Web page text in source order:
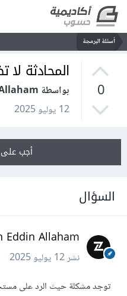
أسئلة البرمجة
0
المحادثة
بواسطة Zen Eddin Allaham
12 يوليو 2025
أجب
السؤال
Eddin Allaham
نشر12 يوليو 2025
توجد مشكلة حيث الرد على